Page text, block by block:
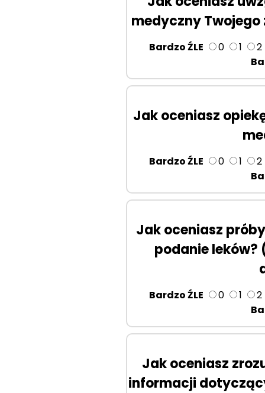
medyczny
Bardzo ŹLE 0 1
2
Jak oceniasz
Bardzo ŹLE 0 1
2
Jak oceniasz
podanie leków?
Bardzo ŹLE 0 1
2
Jak oceniasz
informacji